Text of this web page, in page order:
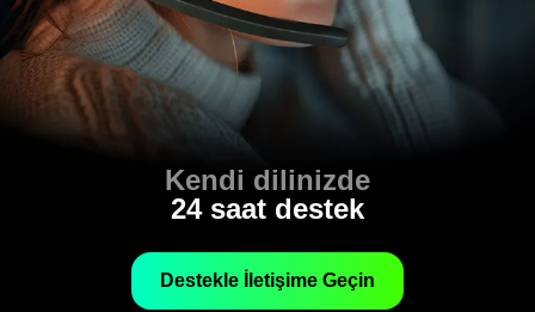
Kendi dilinizde
24 saat destek
Destekle İletişime Geçin